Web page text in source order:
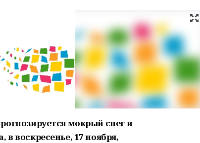
мокрый снег и
воскресенье, 17 ноября,